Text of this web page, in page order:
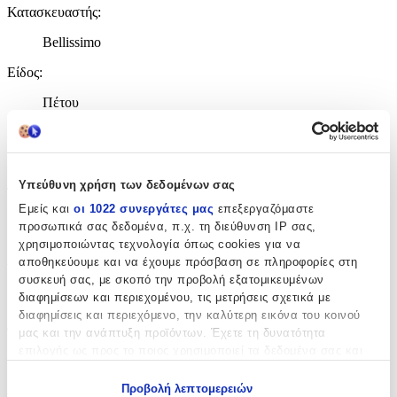
Υπεύθυνη χρήση των δεδομένων σας
Εμείς και οι 1022 συνεργάτες μας επεξεργαζόμαστε
προσωπικά σας δεδομένα, π.χ. τη διεύθυνση IP σας,
χρησιμοποιώντας τεχνολογία όπως cookies για να
αποθηκεύουμε και να έχουμε πρόσβαση σε πληροφορίες στη
συσκευή σας, με σκοπό την προβολή εξατομικευμένων
διαφημίσεων και περιεχομένου, τις μετρήσεις σχετικά με
διαφημίσεις και περιεχόμενο, την καλύτερη εικόνα του κοινού
μας και την ανάπτυξη προϊόντων. Έχετε τη δυνατότητα
Προβολή λεπτομερειών
Κατασκευαστής:
Bellissimo
Είδος:
Πέτου
Σχέδιο
Τεμάχια:
50
τμχ
Υλικό:
Σχοινί
Φύλο
Αγόρι